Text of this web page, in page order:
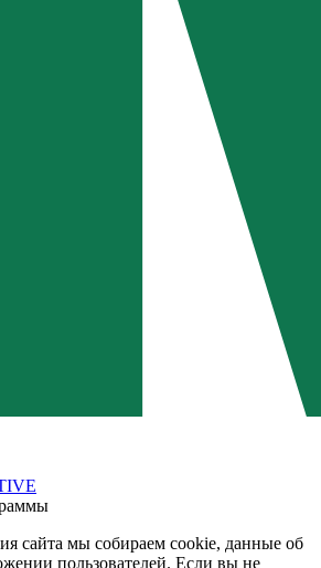
сайта мы собираем cookie, данные об
пользователей. Если вы не